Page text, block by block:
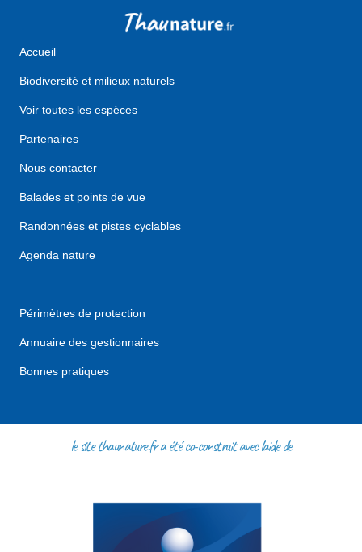
Accueil
Biodiversité et milieux naturels
Voir toutes les espèces
Partenaires
Nous contacter
Balades et points de vue
Randonnées et pistes cyclables
Agenda nature
Périmètres de protection
Annuaire des gestionnaires
Bonnes pratiques
le site thaunature.fr a été co-construit avec l'aide de